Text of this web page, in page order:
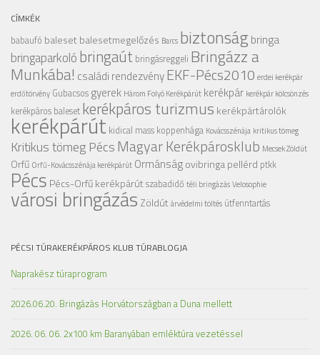
CÍMKÉK
babaufó balesetbalesetmegelőzés Barcs biztonságbringa
bringaparkolóbringaút bringásreggeli Bringázz a
Munkába! családi rendezvényEKF-Pécs2010 erdei kerékpár
erdőtörvény Gubacsos gyerek Három Folyó Kerékpárút kerékpár kerékpár kölcsönzés
kerékpáros baleset kerékpáros turizmus kerékpártárolók
kerékpárút kidical mass koppenhága Kovácsszénája kritikus tömeg
Kritikus tömeg PécsMagyar Kerékpárosklub Mecsek Zöldút
Orfű Orfű-Kovácsszénája kerékpárút Ormánságovibringapellérd ptkk
Pécs Pécs-Orfű kerékpárútszabadidő téli bringázásVelosophie
városi bringázás Zöldútárvédelmi töltés útfenntartás
PÉCSI TÚRAKERÉKPÁROS KLUB TÚRABLOGJA
Naprakész túraprogram
2026.06.20. Bringázás Horvátországban a Duna mellett
2026. 06. 06. 2x100 km Baranyában emléktúra vezetéssel